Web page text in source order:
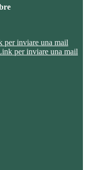
per inviare una mail
per inviare una mail